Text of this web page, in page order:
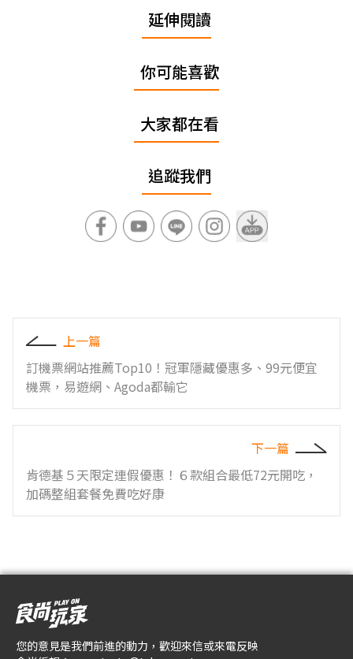
延伸閱讀
你可能喜歡
大家都在看
追蹤我們
上一篇
訂機票網站推薦Top10！冠軍隱藏優惠多、99元便宜
機票，易遊網、Agoda都輸它
下一篇
肯德基５天限定連假優惠！６款組合最低72元開吃，
加碼整組套餐免費吃好康
您的意見是我們前進的動力，歡迎來信或來電反映